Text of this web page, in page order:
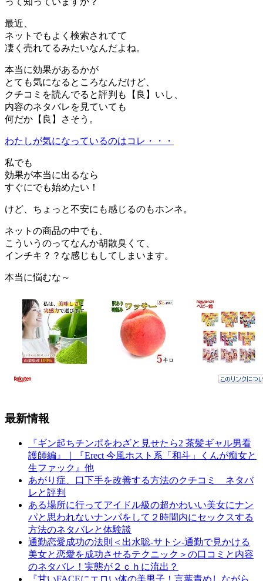
最近、
ネットでもよく検索されてて
凄く売れてるみたいなんだよね。
本当に効果があるかが
とても気になるところなんだけど、
クチコミを読んでると評判も【良】いし、
内容のネタバレを見ていても
何だか【良】さそう。
わたしが気になっているのはコレ・・・
私でも
効果が本当に出るなら
すぐにでも始めたい！
けど、ちょっと不安にも感じるのもホンネ。
ネットの商品の中でも、
こういうのってなんか胡散臭くて、
インチキ？？な感じもしてしまいます。
本当に悩むな～
最新情報
『ギン起ちチンポをわざと見せたら2 茶髪ギャル男看
護師編』｜『Erect 今風ホスト系「和斗」くんが痴女と
生ファック』他
あがり症、口下手を改善する方法のクチコミ ネタバ
レと評判
ある場所に行ってアイドル級の超かわいい美女にナン
パと思われないナンパをして２時間内にセックスする
方法のネタバレと体験談
通勤恋愛成功の法則＜出水聡-サトシ-通勤で見かける
美女と恋愛を成功させるテクニック＞の口コミと内容
のネタバレ！実態が２ｃｈに流出？
『甘いFACEにエロい体の美男子！言葉責めしながら